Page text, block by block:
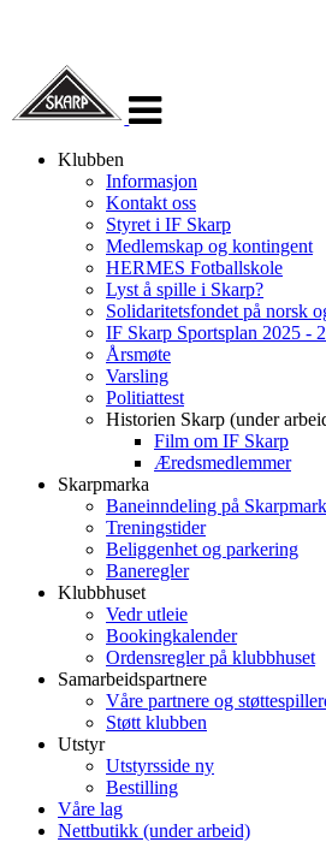
navigasjon
Klubben
Informasjon
Kontakt oss
Styret i IF Skarp
Medlemskap og kontingent
HERMES Fotballskole
Lyst å spille i Skarp?
Solidaritetsfondet på norsk
IF Skarp Sportsplan 2025 -
Årsmøte
Varsling
Politiattest
Historien Skarp (under
Film om IF Skarp
Æredsmedlemmer
Skarpmarka
Baneinndeling på
Treningstider
Beliggenhet og parkering
Baneregler
Klubbhuset
Vedr utleie
Bookingkalender
Ordensregler på klubbhuset
Samarbeidspartnere
Våre partnere og
Støtt klubben
Utstyr
Utstyrsside ny
Bestilling
Våre lag
Nettbutikk (under arbeid)